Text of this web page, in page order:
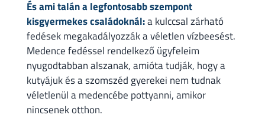
És ami talán a legfontosabb szempont
kisgyermekes családoknál:a kulccsal zárható
fedések megakadályozzák a véletlen vízbeesést.
Medence fedéssel rendelkező ügyfeleim
nyugodtabban alszanak, amióta tudják, hogy a
kutyájuk és a szomszéd gyerekei nem tudnak
véletlenül a medencébe pottyanni, amikor
nincsenek otthon.